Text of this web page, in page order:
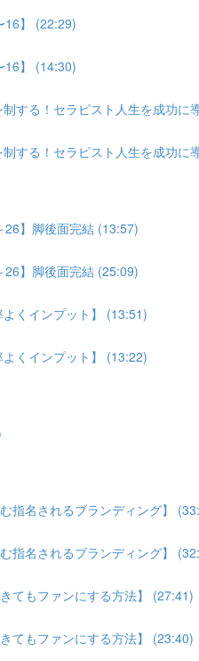
16】 (22:29)
16】 (14:30)
する！セラピスト人生を成功に
する！セラピスト人生を成功に
】脚後面完結 (13:57)
】脚後面完結 (25:09)
くインプット】 (13:51)
くインプット】 (13:22)
指名されるブランディング】
指名されるブランディング】
てもファンにする方法】 (27:41)
てもファンにする方法】 (23:40)